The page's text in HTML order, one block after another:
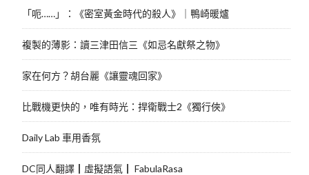
「呃……」：《密室黃金時代的殺人》｜鴨崎暖爐
複製的薄影：讀三津田信三《如忌名獻祭之物》
家在何方？胡台麗《讓靈魂回家》
比戰機更快的，唯有時光：捍衛戰士2《獨行俠》
Daily Lab 車用香氛
DC同人翻譯┃虛擬語氣┃ FabulaRasa